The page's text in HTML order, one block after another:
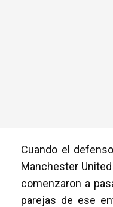
Cuando el
Manchester
comenzaron a
parejas de ese